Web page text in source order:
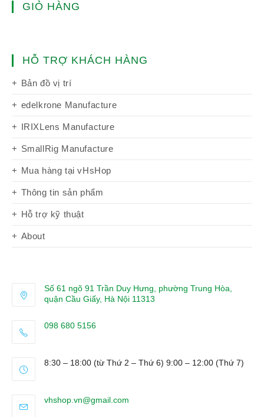
GIỎ HÀNG
HỖ TRỢ KHÁCH HÀNG
Bản đồ vị trí
edelkrone Manufacture
IRIXLens Manufacture
SmallRig Manufacture
Mua hàng tại vHsHop
Thông tin sản phẩm
Hỗ trợ kỹ thuật
About
Số 61 ngõ 91 Trần Duy Hưng, phường Trung Hòa,
quận Cầu Giấy, Hà Nội 11313
098 680 5156
your
8:30 – 18:00 (từ Thứ 2 – Thứ 6) 9:00 – 12:00 (Thứ 7)
vhshop.vn@gmail.com